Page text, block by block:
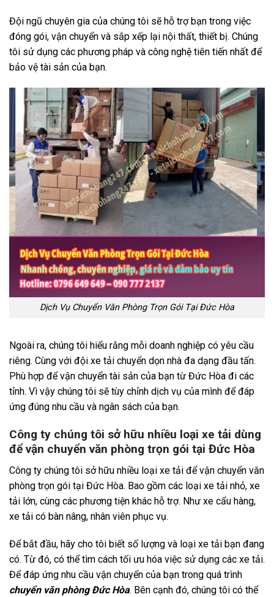
Đội ngũ chuyên gia của chúng tôi sẽ hỗ trợ bạn trong việc
đóng gói, vận chuyển và sắp xếp lại nội thất, thiết bị. Chúng
tôi sử dụng các phương pháp và công nghệ tiên tiến nhất để
bảo vệ tài sản của bạn.
Dịch Vụ Chuyển Văn Phòng Trọn Gói Tại Đức Hòa
Ngoài ra, chúng tôi hiểu rằng mỗi doanh nghiệp có yêu cầu
riêng. Cùng với đội xe tải chuyển dọn nhà đa dạng đầu tấn.
Phù hợp để vận chuyển tài sản của bạn từ Đức Hòa đi các
tỉnh. Vì vậy chúng tôi sẽ tùy chỉnh dịch vụ của mình để đáp
ứng đúng nhu cầu và ngân sách của bạn.
Công ty chúng tôi sở hữu nhiều loại xe tải dùng
để vận chuyển văn phòng trọn gói tại Đức Hòa
Công ty chúng tôi sở hữu nhiều loại xe tải để vận chuyển văn
phòng trọn gói tại Đức Hòa. Bao gồm các loại xe tải nhỏ, xe
tải lớn, cùng các phương tiện khác hỗ trợ. Như xe cẩu hàng,
xe tải có bàn nâng, nhân viên phục vụ.
Để bắt đầu, hãy cho tôi biết số lượng và loại xe tải bạn đang
có. Từ đó, có thể tìm cách tối ưu hóa việc sử dụng các xe tải.
Để đáp ứng nhu cầu vận chuyển của bạn trong quá trình
chuyển văn phòng Đức Hòa. Bên cạnh đó, chúng tôi có thể